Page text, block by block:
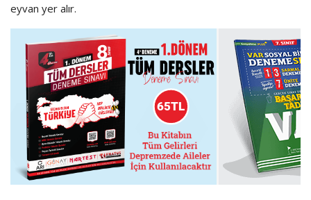
eyvan yer alır.